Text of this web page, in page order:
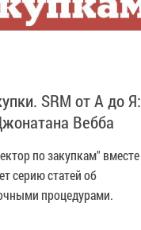
SRM от А до Я:
Вебба
по закупкам" вместе
серию статей об
процедурами.